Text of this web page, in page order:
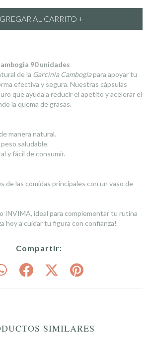
90 unidades
de la Garcinia Cambogiapara apoyar tu
efectiva y segura. Nuestras cápsulas
que ayuda a reducir el apetito y acelerar el
la quema de grasas.
manera natural.
saludable.
y fácil de consumir.
de las comidas principales con un vaso de
INVIMA, ideal para complementar tu rutina
hoy a cuidar tu figura con confianza!
Compartir:
SIMILARES